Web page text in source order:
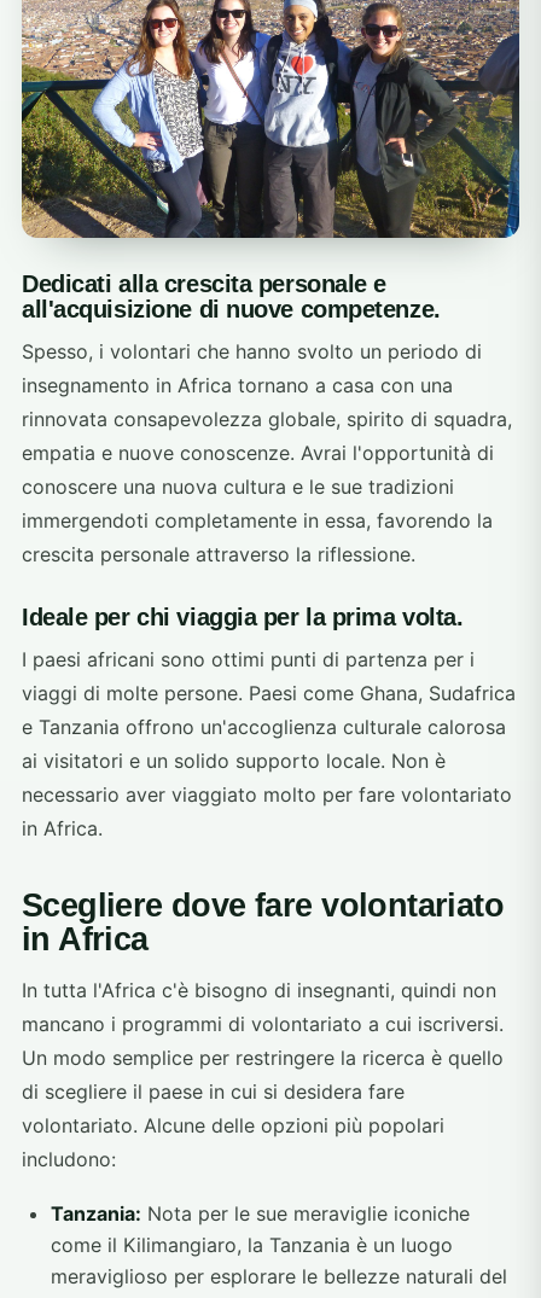
Dedicati alla crescita personale e
all'acquisizione di nuove competenze.
Spesso, i volontari che hanno svolto un periodo di
insegnamento in Africa tornano a casa con una
rinnovata consapevolezza globale, spirito di squadra,
empatia e nuove conoscenze. Avrai l'opportunità di
conoscere una nuova cultura e le sue tradizioni
immergendoti completamente in essa, favorendo la
crescita personale attraverso la riflessione.
Ideale per chi viaggia per la prima volta.
I paesi africani sono ottimi punti di partenza per i
viaggi di molte persone. Paesi come Ghana, Sudafrica
e Tanzania offrono un'accoglienza culturale calorosa
ai visitatori e un solido supporto locale. Non è
necessario aver viaggiato molto per fare volontariato
in Africa.
Scegliere dove fare volontariato
in Africa
In tutta l'Africa c'è bisogno di insegnanti, quindi non
mancano i programmi di volontariato a cui iscriversi.
Un modo semplice per restringere la ricerca è quello
di scegliere il paese in cui si desidera fare
volontariato. Alcune delle opzioni più popolari
includono:
Tanzania: Nota per le sue meraviglie iconiche
come il Kilimangiaro, la Tanzania è un luogo
meraviglioso per esplorare le bellezze naturali del